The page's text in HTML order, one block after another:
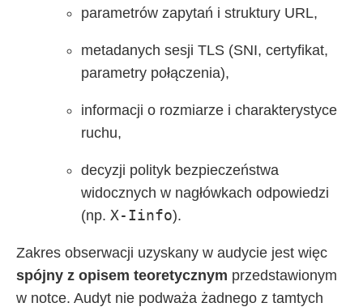
parametrów zapytań i struktury URL,
metadanych sesji TLS (SNI, certyfikat,
parametry połączenia),
informacji o rozmiarze i charakterystyce
ruchu,
decyzji polityk bezpieczeństwa
widocznych w nagłówkach odpowiedzi
(np. X-Iinfo).
Zakres obserwacji uzyskany w audycie jest więc
spójny z opisem teoretycznym przedstawionym
w notce. Audyt nie podważa żadnego z tamtych